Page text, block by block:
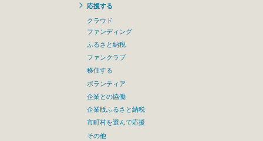
応援する
クラウド
ファンディング
ふるさと納税
ファンクラブ
移住する
ボランティア
企業との協働
企業版ふるさと納税
市町村を選んで応援
その他